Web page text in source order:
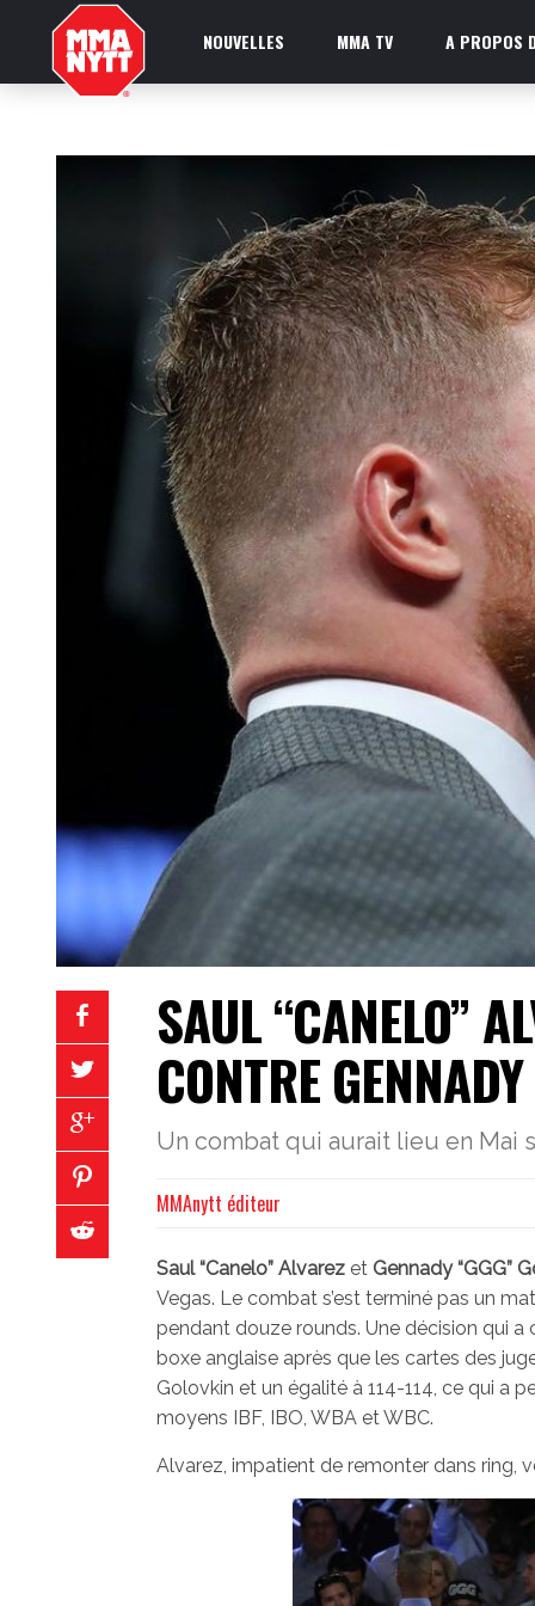
NOUVELLES MMA TV A PROPOS
SAUL “CANELO”
CONTRE
Un combat qui aurait lieu en Mai
MMAnytt éditeur
Saul “Canelo” Alvarez et Gennady “GGG”
Vegas. Le combat s’est terminé pas un
pendant douze rounds. Une décision qui
boxe anglaise après que les cartes des
Golovkin et un égalité à 114-114, ce qui a
moyens IBF, IBO, WBA et WBC.
Alvarez, impatient de remonter dans ring,